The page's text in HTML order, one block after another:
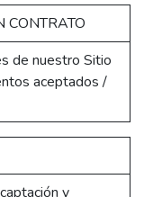
CONTRATO
de nuestro Sitio
aceptados /
y